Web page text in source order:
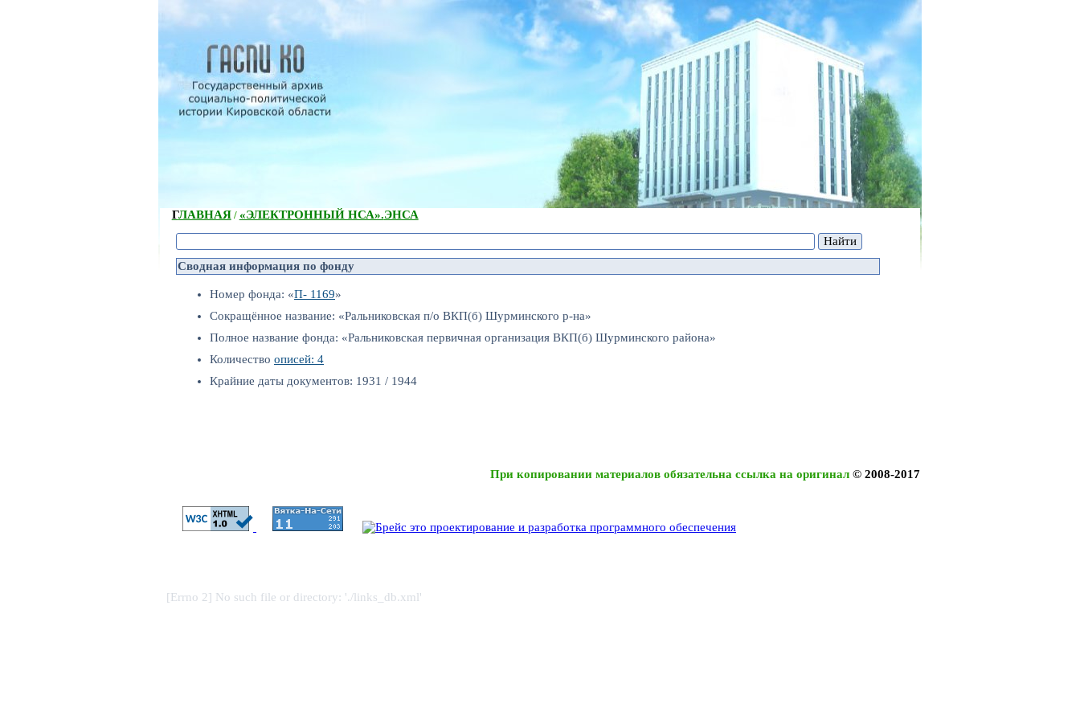
ГЛАВНАЯ/ «ЭЛЕКТРОННЫЙ НСА».ЭНСА
Сводная информация по фонду
Номер фонда: «П- 1169»
Сокращённое название: «Ральниковская п/о ВКП(б) Шурминского р-на»
Полное название фонда: «Ральниковская первичная организация ВКП(б) Шурминского района»
Количество описей: 4
Крайние даты документов: 1931 / 1944
При копировании материалов обязательна ссылка на оригинал © 2008-2017
[Errno 2] No such file or directory: './links_db.xml'